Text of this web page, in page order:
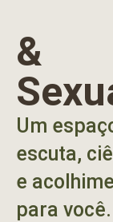
&
Um
escuta,
e
para você.